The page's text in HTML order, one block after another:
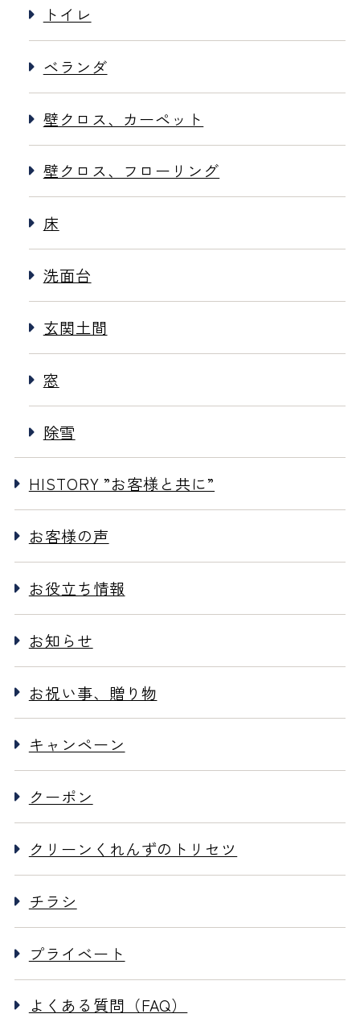
トイレ
ベランダ
壁クロス、カーペット
壁クロス、フローリング
床
洗面台
玄関土間
窓
除雪
HISTORY ”お客様と共に”
お客様の声
お役立ち情報
お知らせ
お祝い事、贈り物
キャンペーン
クーポン
クリーンくれんずのトリセツ
チラシ
プライベート
よくある質問（FAQ）